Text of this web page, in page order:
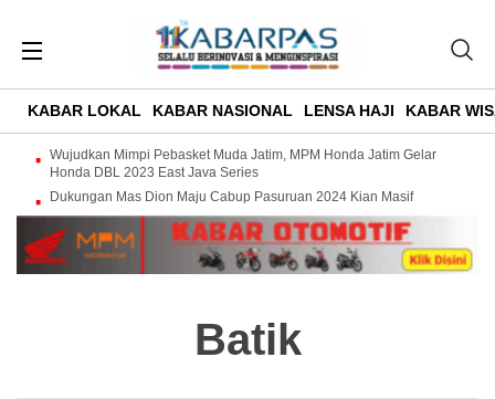
KABAR LOKAL KABAR NASIONAL LENSA HAJI KABAR
Wujudkan Mimpi Pebasket Muda Jatim, MPM Honda Jatim Gelar
Honda DBL 2023 East Java Series
Dukungan Mas Dion Maju Cabup Pasuruan 2024 Kian Masif
Batik